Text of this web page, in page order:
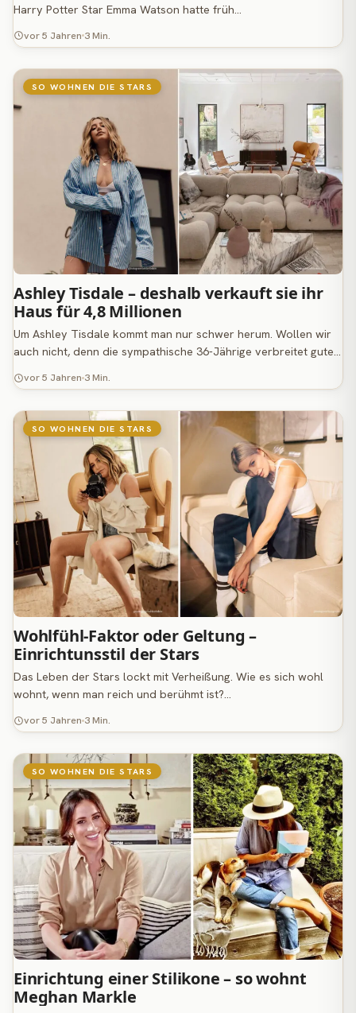
Harry Potter Star Emma Watson hatte früh…
vor 5 Jahren 3 Min.
SO WOHNEN DIE STARS
Ashley Tisdale – deshalb verkauft sie ihr
Haus für 4,8 Millionen
Um Ashley Tisdale kommt man nur schwer herum. Wollen wir
auch nicht, denn die sympathische 36-Jährige verbreitet gute…
vor 5 Jahren 3 Min.
SO WOHNEN DIE STARS
Wohlfühl-Faktor oder Geltung –
Einrichtunsstil der Stars
Das Leben der Stars lockt mit Verheißung. Wie es sich wohl
wohnt, wenn man reich und berühmt ist?…
vor 5 Jahren 3 Min.
SO WOHNEN DIE STARS
Einrichtung einer Stilikone – so wohnt
Meghan Markle